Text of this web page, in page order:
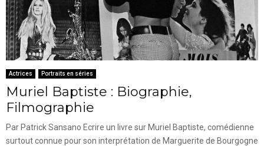
Actrices Portraits en séries
Muriel Baptiste : Biographie,
Filmographie
Par Patrick Sansano Ecrire un livre sur Muriel Baptiste, comédienne
surtout connue pour son interprétation de Marguerite de Bourgogne